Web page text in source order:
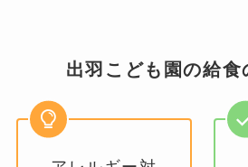
出羽こども園の給食